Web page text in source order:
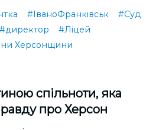
#ІваноФранківськ
#Суд
#директор
#Ліцей
Херсонщини
спільноти, яка
про Херсон